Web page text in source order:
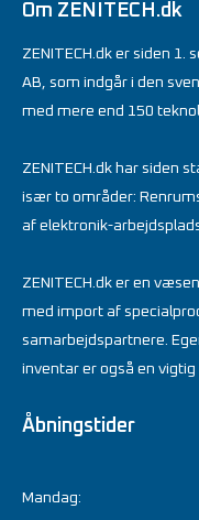
Om ZENITECH.dk
ZENITECH.dk er siden 1.
AB, som indgår i den
med mere end 150
ZENITECH.dk har siden
især to områder:
af elektronik-
ZENITECH.dk er en
med import af
samarbejdspartnere.
inventar er også en vigtig
Åbningstider
Mandag: